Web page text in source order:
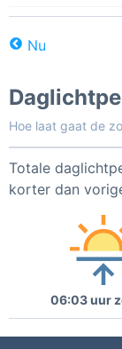
Nu
Hoe laat gaat de
Totale
korter dan
06:03 uur